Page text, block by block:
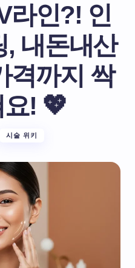
라인?! 인
, 내돈내산
격까지 싹
! 💖
시술 위키